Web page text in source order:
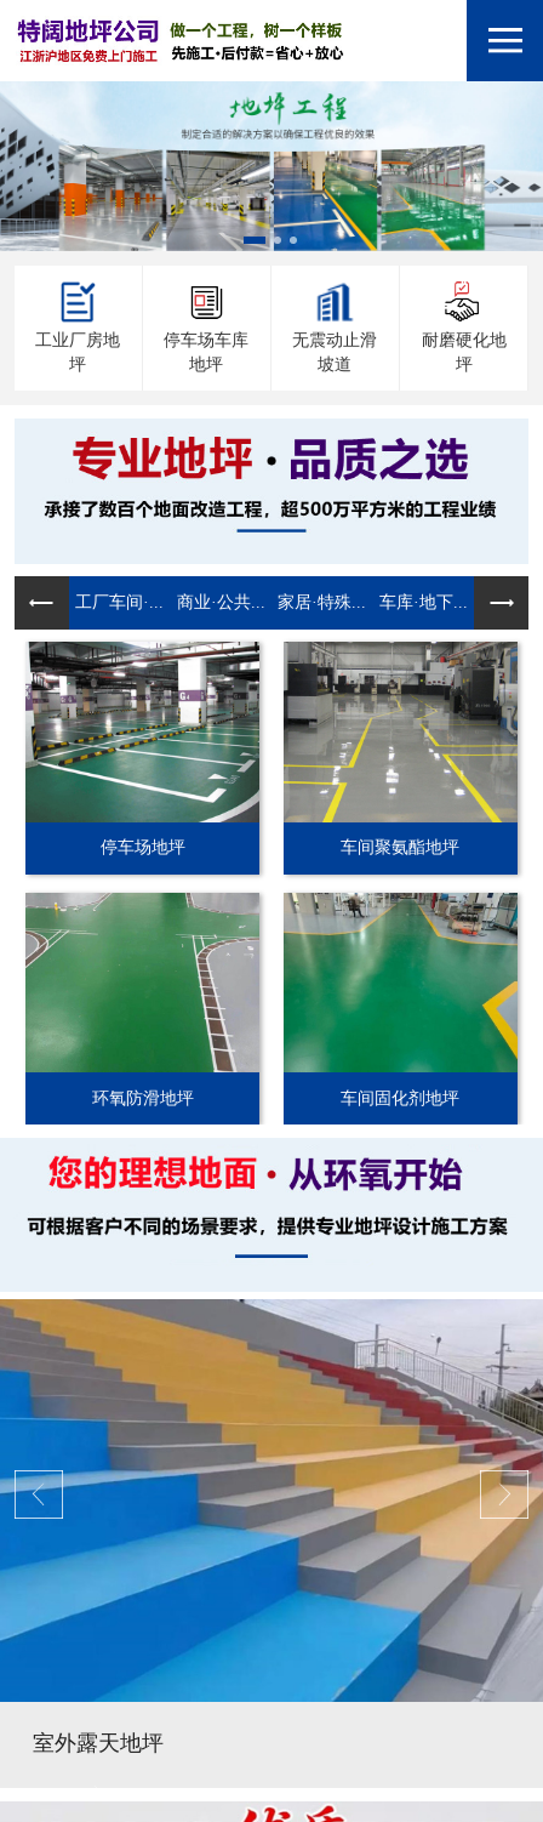
工业厂房地
坪
停车场车库
地坪
无震动止滑
坡道
耐磨硬化地
坪
工厂车间·... 商业·公共... 家居·特殊... 车库·地下...
停车场地坪 车间聚氨酯地坪
环氧防滑地坪 车间固化剂地坪
室外露天地坪